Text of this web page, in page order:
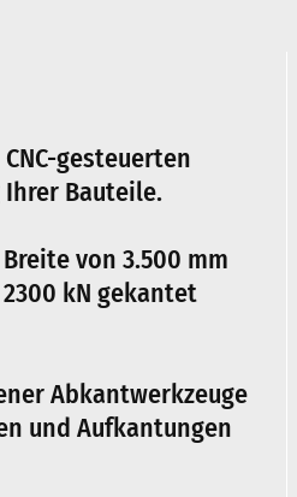
gesteuerten
Bauteile.
von 3.500 mm
kN gekantet
Abkantwerkzeuge
und Aufkantungen